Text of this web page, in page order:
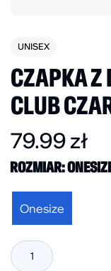
UNISEX
CZAPKA Z
CLUB
79.99zł
ROZMIAR:
Onesize
ilość
Czapka